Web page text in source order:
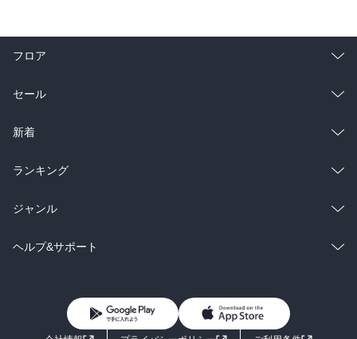
フロア
総合
ラノベ
雑誌・グラビア
BL・TL
セール
総合
ラノベ
雑誌・グラビア
BL・TL
新着
総合
ラノベ
雑誌・グラビア
ランキング
総合
ラノベ
ジャンル
コミック
ライトノベル 男子向けラノベ
ヘルプ&サポート
よくあるご質問
お問い合わせ